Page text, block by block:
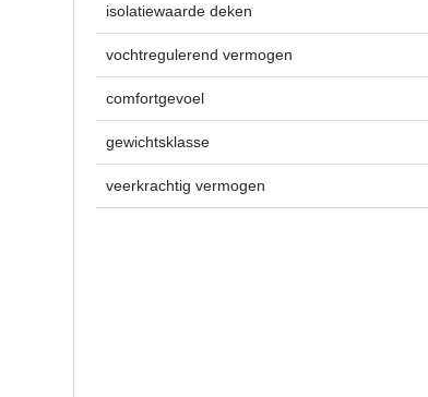
isolatiewaarde deken
vochtregulerend vermogen
comfortgevoel
gewichtsklasse
veerkrachtig vermogen